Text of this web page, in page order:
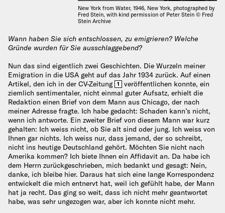
New York from Water, 1946, New York, photographed by
Fred Stein, with kind permission of Peter Stein © Fred
Stein Archive
Wann haben Sie sich entschlossen, zu emigrieren? Welche
Gründe wurden für Sie ausschlaggebend?
Nun das sind eigentlich zwei Geschichten. Die Wurzeln meiner
Emigration in die USA geht auf das Jahr 1934 zurück. Auf einen
Artikel, den ich in der CV-Zeitung 1
veröffentlichen konnte, ein
ziemlich sentimentaler, nicht einmal guter Aufsatz, erhielt die
Redaktion einen Brief von dem Mann aus Chicago, der nach
meiner Adresse fragte. Ich habe gedacht: Schaden kann’s nicht,
wenn ich antworte. Ein zweiter Brief von diesem Mann war kurz
gehalten: Ich weiss nicht, ob Sie alt sind oder jung. Ich weiss von
Ihnen gar nichts. Ich weiss nur, dass jemand, der so schreibt,
nicht ins heutige Deutschland gehört. Möchten Sie nicht nach
Amerika kommen? Ich biete Ihnen ein Affidavit an. Da habe ich
dem Herrn zurückgeschrieben, mich bedankt und gesagt: Nein,
danke, ich bleibe hier. Daraus hat sich eine lange Korrespondenz
entwickelt die mich entnervt hat, weil ich gefühlt habe, der Mann
hat ja recht. Das ging so weit, dass ich nicht mehr geantwortet
habe, was sehr ungezogen war, aber ich konnte nicht mehr.